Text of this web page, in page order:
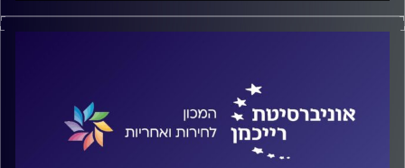
פודקאסט המכון לחירות ואחריות באוניברסיטת רייכמן
העדה, על דפוסי ההצבעה ומדוע (לעזאזל) הדרוזים ממשיכים
להצביע למפלגות שיזמו את חוק הלאום? על כל אלה ועוד
ישוחח ד"ר חיים וייצמן עם ד"ר סלים בריק